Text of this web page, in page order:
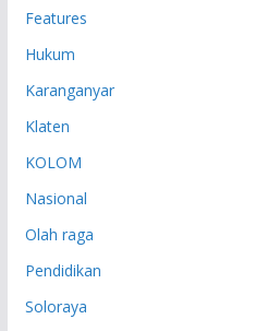
Features
Hukum
Karanganyar
Klaten
KOLOM
Nasional
Olah raga
Pendidikan
Soloraya